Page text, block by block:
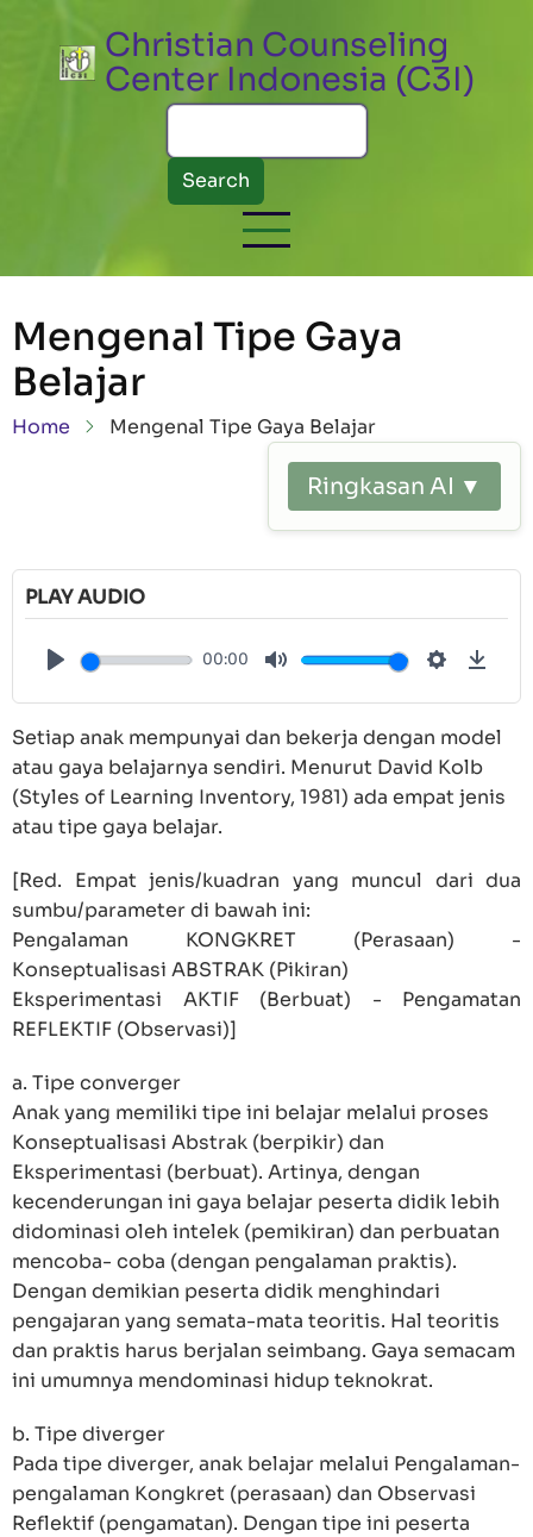
Christian Counseling
Center Indonesia (C3I)
Search
Mengenal Tipe Gaya
Belajar
Breadcrumb
Home Mengenal Tipe Gaya Belajar
Ringkasan AI ▼
PLAY AUDIO
00:00
Setiap anak mempunyai dan bekerja dengan model
atau gaya belajarnya sendiri. Menurut David Kolb
(Styles of Learning Inventory, 1981) ada empat jenis
atau tipe gaya belajar.
[Red. Empat jenis/kuadran yang muncul dari dua
sumbu/parameter di bawah ini:
Pengalaman KONGKRET (Perasaan) -
Konseptualisasi ABSTRAK (Pikiran)
Eksperimentasi AKTIF (Berbuat) - Pengamatan
REFLEKTIF (Observasi)]
a. Tipe converger
Anak yang memiliki tipe ini belajar melalui proses
Konseptualisasi Abstrak (berpikir) dan
Eksperimentasi (berbuat). Artinya, dengan
kecenderungan ini gaya belajar peserta didik lebih
didominasi oleh intelek (pemikiran) dan perbuatan
mencoba- coba (dengan pengalaman praktis).
Dengan demikian peserta didik menghindari
pengajaran yang semata-mata teoritis. Hal teoritis
dan praktis harus berjalan seimbang. Gaya semacam
ini umumnya mendominasi hidup teknokrat.
b. Tipe diverger
Pada tipe diverger, anak belajar melalui Pengalaman-
pengalaman Kongkret (perasaan) dan Observasi
Reflektif (pengamatan). Dengan tipe ini peserta